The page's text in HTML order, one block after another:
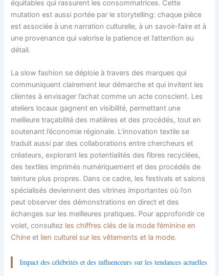
équitables qui rassurent les consommatrices. Cette
mutation est aussi portée par le storytelling: chaque pièce
est associée à une narration culturelle, à un savoir-faire et à
une provenance qui valorise la patience et l’attention au
détail.
La slow fashion se déploie à travers des marques qui
communiquent clairement leur démarche et qui invitent les
clientes à envisager l’achat comme un acte conscient. Les
ateliers locaux gagnent en visibilité, permettant une
meilleure traçabilité des matières et des procédés, tout en
soutenant l’économie régionale. L’innovation textile se
traduit aussi par des collaborations entre chercheurs et
créateurs, explorant les potentialités des fibres recyclées,
des textiles imprimés numériquement et des procédés de
teinture plus propres. Dans ce cadre, les festivals et salons
spécialisés deviennent des vitrines importantes où l’on
peut observer des démonstrations en direct et des
échanges sur les meilleures pratiques. Pour approfondir ce
volet, consultez les chiffres clés de la mode féminine en
Chine et lien culturel sur les vêtements et la mode.
Impact des célébrités et des influenceurs sur les tendances actuelles